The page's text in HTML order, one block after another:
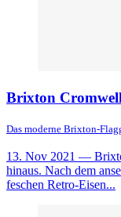
Brixton Cromwell
Das moderne Brixton-
13. Nov 2021 —
hinaus. Nach dem
feschen Retro-Eisen...